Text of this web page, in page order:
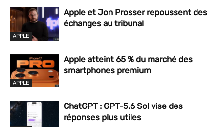
APPLE
Apple et Jon Prosser repoussent des
échanges au tribunal
APPLE
Apple atteint 65 % du marché des
smartphones premium
ChatGPT : GPT-5.6 Sol vise des
réponses plus utiles